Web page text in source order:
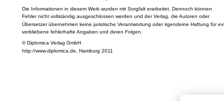
Die Informationen in diesem Werk wurden mit Sorgfalt erarbeitet. Dennoch können
Fehler nicht vollständig ausgeschlossen werden und der Verlag, die Autoren oder
Übersetzer übernehmen keine juristische Verantwortung oder irgendeine Haftung für
verbliebene fehlerhafte Angaben und deren Folgen.
© Diplomica Verlag GmbH
http://www.diplomica.de, Hamburg 2011